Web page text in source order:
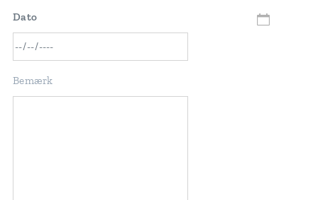
Dato
Bemærk